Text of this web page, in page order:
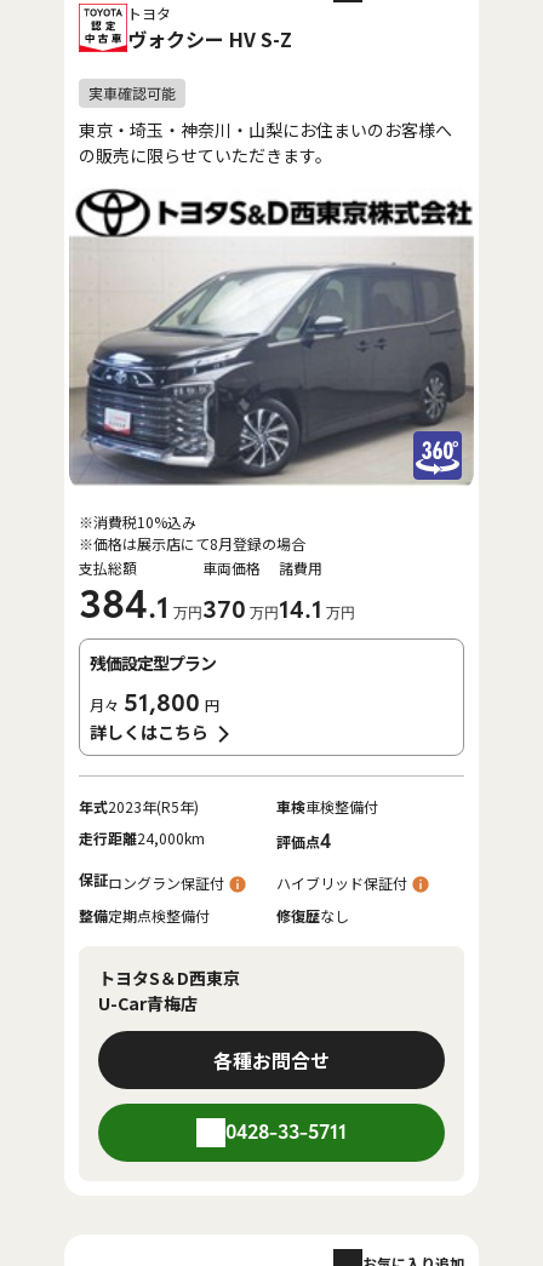
トヨタ
ヴォクシー HV S-Z
東京・埼玉・神奈川・山梨にお住まいのお客様へ
の販売に限らせていただきます。
支払総額
384.1 万円
車両価格
370 万円
諸費用
14.1 万円
※消費税10%込み
※価格は展示店にて8月登録の場合
残価設定型プラン
月々 51,800 円
詳しくはこちら
年式2023年(R5年) 車検車検整備付
走行距離24,000km 評価点4
保証ロングラン保証付
ハイブリッド保証付
整備定期点検整備付 修復歴なし
トヨタS＆D西東京
U-Car青梅店
各種お問合せ
0428-33-5711